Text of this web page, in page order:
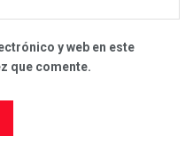
y web en este
que comente.